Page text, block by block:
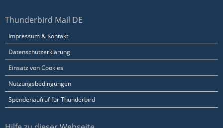
Thunderbird Mail DE
Impressum & Kontakt
Datenschutzerklärung
Einsatz von Cookies
Nutzungsbedingungen
Spendenaufruf für Thunderbird